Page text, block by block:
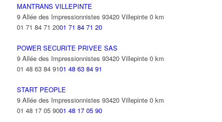
MANTRANS VILLEPINTE
9 Allée des Impressionnistes 93420 Villepinte 0 km
01 71 84 71 2001 71 84 71 20
POWER SECURITE PRIVEE SAS
9 Allée des Impressionnistes 93420 Villepinte 0 km
01 48 63 84 9101 48 63 84 91
START PEOPLE
9 Allée des Impressionnistes 93420 Villepinte 0 km
01 48 17 05 9001 48 17 05 90